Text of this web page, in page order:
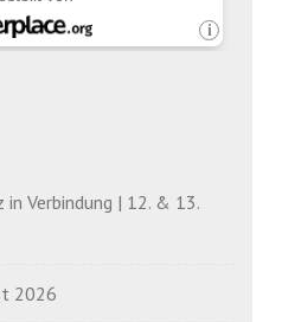
in Verbindung | 12. & 13.
2026